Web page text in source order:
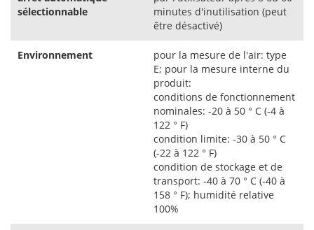
sélectionnable
minutes d'inutilisation (peut
être désactivé)
Environnement
pour la mesure de l'air: type
E; pour la mesure interne du
produit:
conditions de fonctionnement
nominales: -20 à 50 ° C (-4 à
122 ° F)
condition limite: -30 à 50 ° C
(-22 à 122 ° F)
condition de stockage et de
transport: -40 à 70 ° C (-40 à
158 ° F); humidité relative
100%